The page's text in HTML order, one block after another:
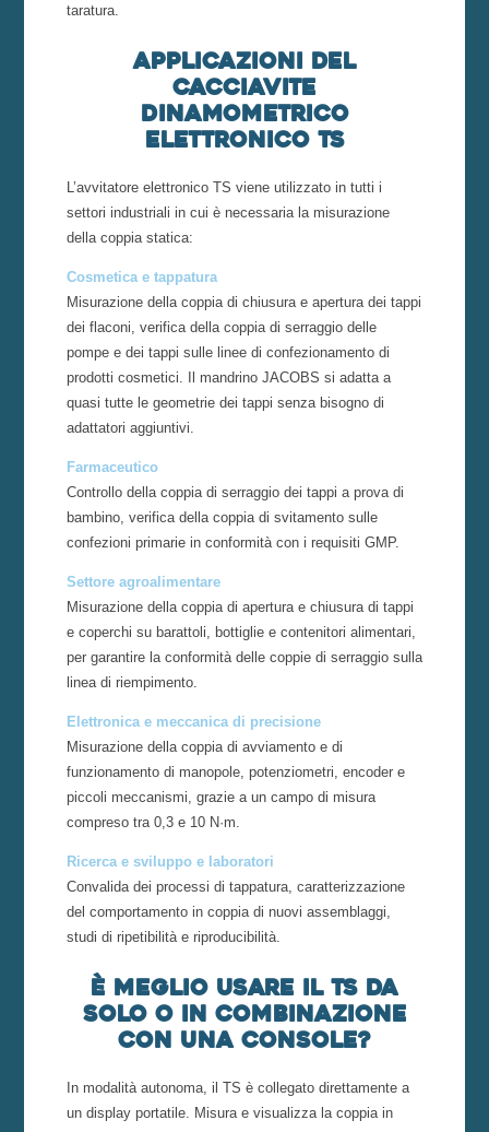
taratura.
Applicazioni del
cacciavite
dinamometrico
elettronico TS
L’avvitatore elettronico TS viene utilizzato in tutti i
settori industriali in cui è necessaria la misurazione
della coppia statica:
Cosmetica e tappatura
Misurazione della coppia di chiusura e apertura dei tappi
dei flaconi, verifica della coppia di serraggio delle
pompe e dei tappi sulle linee di confezionamento di
prodotti cosmetici. Il mandrino JACOBS si adatta a
quasi tutte le geometrie dei tappi senza bisogno di
adattatori aggiuntivi.
Farmaceutico
Controllo della coppia di serraggio dei tappi a prova di
bambino, verifica della coppia di svitamento sulle
confezioni primarie in conformità con i requisiti GMP.
Settore agroalimentare
Misurazione della coppia di apertura e chiusura di tappi
e coperchi su barattoli, bottiglie e contenitori alimentari,
per garantire la conformità delle coppie di serraggio sulla
linea di riempimento.
Elettronica e meccanica di precisione
Misurazione della coppia di avviamento e di
funzionamento di manopole, potenziometri, encoder e
piccoli meccanismi, grazie a un campo di misura
compreso tra 0,3 e 10 N·m.
Ricerca e sviluppo e laboratori
Convalida dei processi di tappatura, caratterizzazione
del comportamento in coppia di nuovi assemblaggi,
studi di ripetibilità e riproducibilità.
È meglio usare il TS da
solo o in combinazione
con una console?
In modalità autonoma, il TS è collegato direttamente a
un display portatile. Misura e visualizza la coppia in